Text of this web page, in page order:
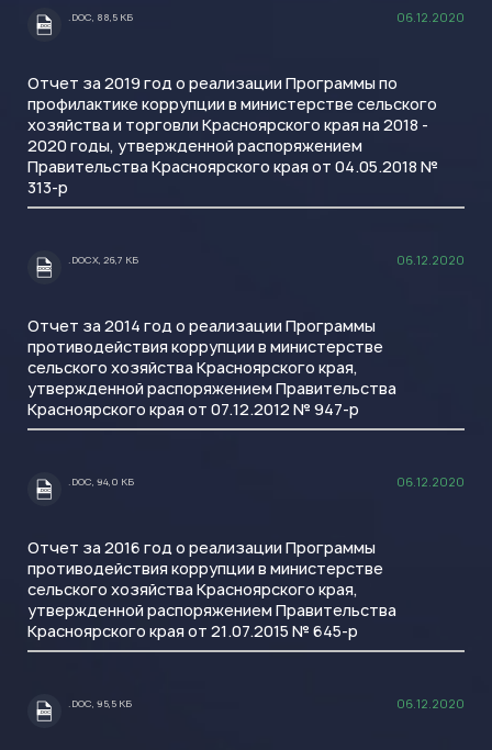
.DOC
.DOC, 88,5 КБ 06.12.2020
Отчет за 2019 год о реализации Программы по
профилактике коррупции в министерстве сельского
хозяйства и торговли Красноярского края на 2018 -
2020 годы, утвержденной распоряжением
Правительства Красноярского края от 04.05.2018 №
313-р
.DOCX
.DOCX, 26,7 КБ 06.12.2020
Отчет за 2014 год о реализации Программы
противодействия коррупции в министерстве
сельского хозяйства Красноярского края,
утвержденной распоряжением Правительства
Красноярского края от 07.12.2012 № 947-р
.DOC
.DOC, 94,0 КБ 06.12.2020
Отчет за 2016 год о реализации Программы
противодействия коррупции в министерстве
сельского хозяйства Красноярского края,
утвержденной распоряжением Правительства
Красноярского края от 21.07.2015 № 645-р
.DOC
.DOC, 95,5 КБ 06.12.2020